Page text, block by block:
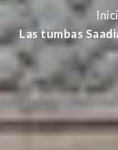
Las tumbas